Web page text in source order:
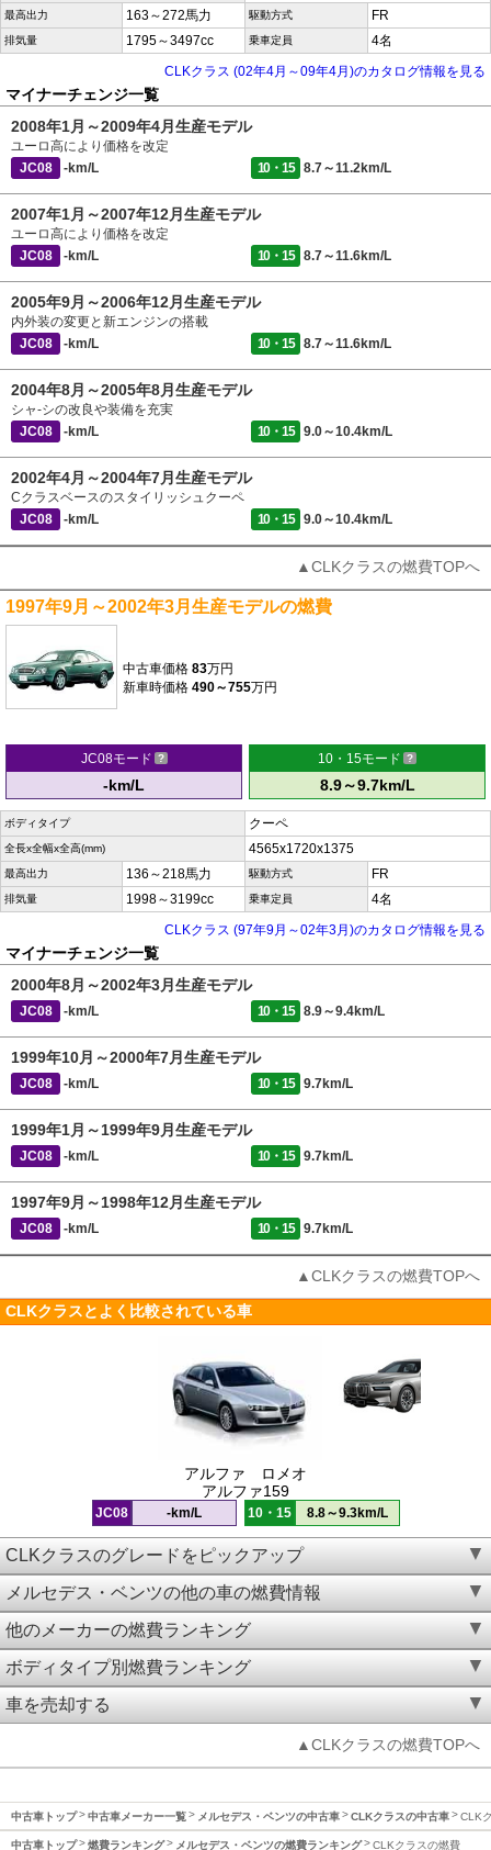
最高出力 163～272馬力 駆動方式 FR
排気量 1795～3497cc 乗車定員
4名
CLKクラス (02年4月～09年4月)のカタログ情報を見る
マイナーチェンジ一覧
2008年1月～2009年4月生産モデル
ユーロ高により価格を改定
JC08
-km/L 10・15 8.7～11.2km/L
2007年1月～2007年12月生産モデル
ユーロ高により価格を改定
JC08
-km/L 10・15 8.7～11.6km/L
2005年9月～2006年12月生産モデル
内外装の変更と新エンジンの搭載
JC08
-km/L 10・15 8.7～11.6km/L
2004年8月～2005年8月生産モデル
シャ-シの改良や装備を充実
JC08
-km/L 10・15 9.0～10.4km/L
2002年4月～2004年7月生産モデル
Cクラスベースのスタイリッシュクーペ
JC08
-km/L 10・15 9.0～10.4km/L
▲CLKクラスの燃費TOPへ
1997年9月～2002年3月生産モデルの燃費
中古車価格 83万円
新車時価格 490～755万円
JC08モード
-km/L
10・15モード
8.9～9.7km/L
ボディタイプ クーペ
全長x全幅x全高(mm) 4565x1720x1375
最高出力 136～218馬力 駆動方式 FR
排気量 1998～3199cc 乗車定員
4名
CLKクラス (97年9月～02年3月)のカタログ情報を見る
マイナーチェンジ一覧
2000年8月～2002年3月生産モデル
JC08 -km/L 10・15 8.9～9.4km/L
1999年10月～2000年7月生産モデル
JC08 -km/L 10・15 9.7km/L
1999年1月～1999年9月生産モデル
JC08 -km/L 10・15 9.7km/L
1997年9月～1998年12月生産モデル
JC08 -km/L 10・15 9.7km/L
▲CLKクラスの燃費TOPへ
CLKクラスとよく比較されている車
アルファ ロメオ
アルファ159
JC08 -km/L 10・15 8.8～9.3km/L
CLKクラスのグレードをピックアップ
メルセデス・ベンツの他の車の燃費情報
他のメーカーの燃費ランキング
ボディタイプ別燃費ランキング
車を売却する
▲CLKクラスの燃費TOPへ
中古車トップ 中古車メーカー一覧 メルセデス・ベンツの中古車 CLKクラスの中古車 CLK
中古車トップ 燃費ランキング メルセデス・ベンツの燃費ランキング CLKクラスの燃費